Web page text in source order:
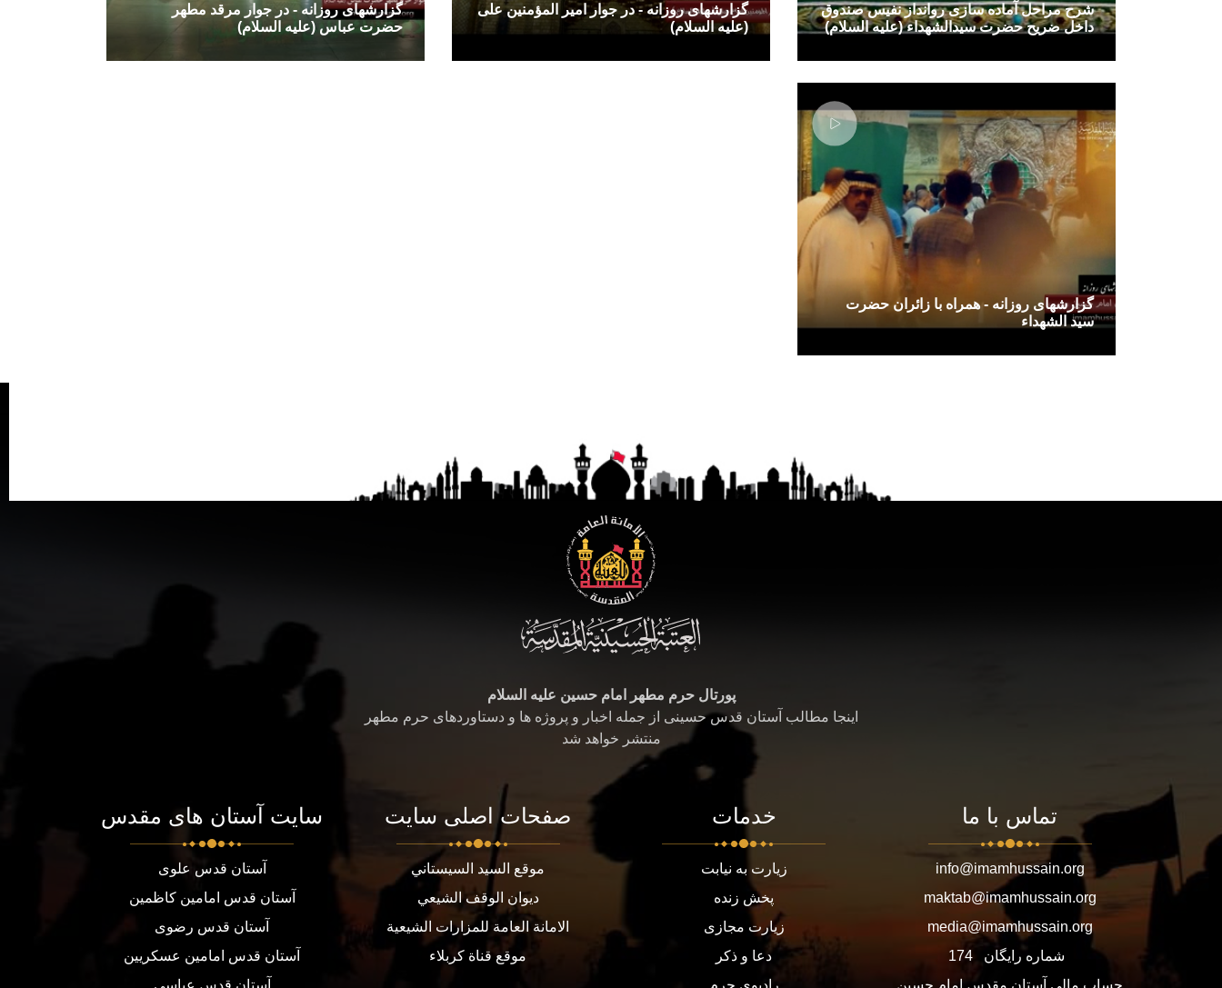
شرح مراحل آماده سازی روانداز نفیس صندوق
داخل ضریح حضرت سیدالشهداء (علیه السلام)
گزارشهای روزانه - در جوار امیر المؤمنین علی
(علیه السلام)
گزارشهای روزانه - در جوار مرقد مطهر
حضرت عباس (علیه السلام)
گزارشهای روزانه - همراه با زائران حضرت
سید الشهداء
پورتال حرم مطهر امام حسین علیه السلام
اینجا مطالب آستان قدس حسینی از جمله اخبار و پروژه ها و دستاوردهای حرم مطهر
منتشر خواهد شد
تماس با ما
info@imamhussain.org
maktab@imamhussain.org
media@imamhussain.org
شماره رایگان
174
حساب مالی آستان مقدس امام حسین
خدمات
زیارت به نیابت
پخش زنده
زیارت مجازی
دعا و ذکر
رادیوی حرم
صفحات اصلی سایت
موقع السيد السيستاني
ديوان الوقف الشيعي
الامانة العامة للمزارات الشيعية
موقع قناة كربلاء
سایت آستان های مقدس
آستان قدس علوی
آستان قدس امامین کاظمین
آستان قدس رضوی
آستان قدس امامین عسکریین
آستان قدس عباسی